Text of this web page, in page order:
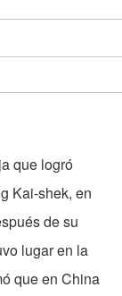
que logró
Kai-shek, en
de su
lugar en la
que en China